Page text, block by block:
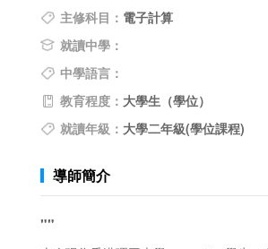
主修科目： 電子計算
就讀中學：
中學語言：
教育程度： 大學生（學位）
就讀年級： 大學二年級(學位課程)
導師簡介
""